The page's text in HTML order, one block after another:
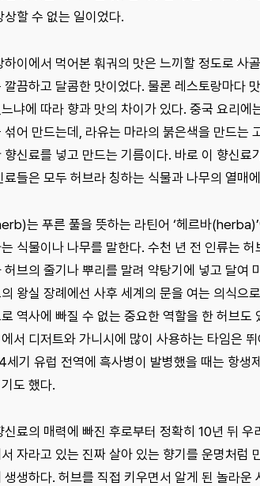
상할 수 없는 일이었다.
하이에서 먹어본 훠궈의 맛은 느끼할 정도로 사
깔끔하고 달콤한 맛이었다. 물론 레스토랑마다
냐에 따라 향과 맛의 차이가 있다. 중국 요리
섞어 만드는데, 라유는 마라의 붉은색을 만드는
향신료를 넣고 만드는 기름이다. 바로 이 향신
료들은 모두 허브라 칭하는 식물과 나무의 열매
는 푸른 풀을 뜻하는 라틴어 ‘헤르바
식물이나 나무를 말한다. 수천 년 전 인류는
허브의 줄기나 뿌리를 말려 약탕기에 넣고 달여
왕실 장례에선 사후 세계의 문을 여는 의식
역사에 빠질 수 없는 중요한 역할을 한 허브
서 디저트와 가니시에 많이 사용하는 타임은
세기 유럽 전역에 흑사병이 발병했을 때는 항생
도 했다.
신료의 매력에 빠진 후로부터 정확히 10년 뒤
자라고 있는 진짜 살아 있는 향기를 운명처럼
생생하다. 허브를 직접 키우면서 알게 된 놀라